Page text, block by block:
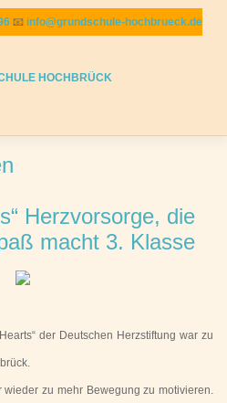
📧 info@grundschule-hochbrueck.de
Herzvorsorge, die
macht 3. Klasse
der Deutschen Herzstiftung war zu
zu mehr Bewegung zu motivieren.